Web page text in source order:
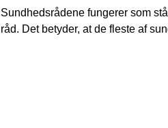
Sundhedsrådene fungerer som
råd. Det betyder, at de fleste af